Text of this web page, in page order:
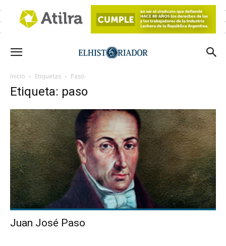
Inicio Etiquetas Paso
Etiqueta: paso
Juan José Paso